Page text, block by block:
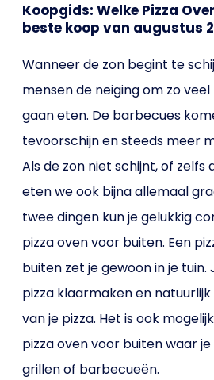
Koopgids: Welke Pizza
beste koop van augustus
Wanneer de zon begint te
mensen de neiging om zo
gaan eten. De barbecues
tevoorschijn en steeds meer
Als de zon niet schijnt, of zelfs
eten we ook bijna allemaal
twee dingen kun je gelukkig
pizza oven voor buiten. Een
buiten zet je gewoon in je tuin.
pizza klaarmaken en
van je pizza. Het is ook
pizza oven voor buiten waar
grillen of barbecueën.